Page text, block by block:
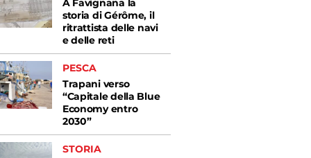
A Favignana la
storia di Gérôme, il
ritrattista delle navi
e delle reti
PESCA
Trapani verso
“Capitale della Blue
Economy entro
2030”
STORIA